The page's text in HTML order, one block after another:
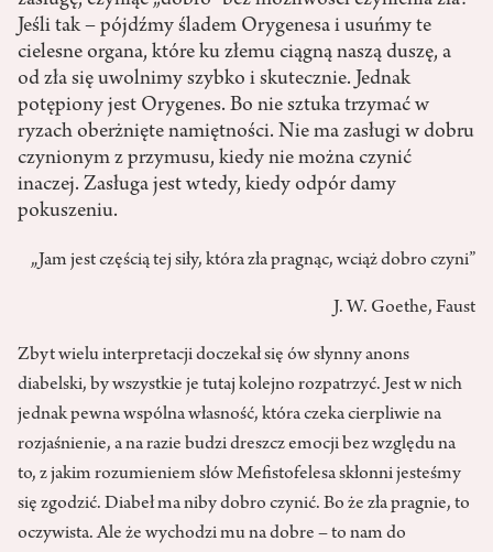
Jeśli tak – pójdźmy śladem Orygenesa i usuńmy te
cielesne organa, które ku złemu ciągną naszą duszę, a
od zła się uwolnimy szybko i skutecznie. Jednak
potępiony jest Orygenes. Bo nie sztuka trzymać w
ryzach oberżnięte namiętności. Nie ma zasługi w dobru
czynionym z przymusu, kiedy nie można czynić
inaczej. Zasługa jest wtedy, kiedy odpór damy
pokuszeniu.
„Jam jest częścią tej siły, która zła pragnąc, wciąż dobro czyni”
J. W. Goethe, Faust
Zbyt wielu interpretacji doczekał się ów słynny anons
diabelski, by wszystkie je tutaj kolejno rozpatrzyć. Jest w nich
jednak pewna wspólna własność, która czeka cierpliwie na
rozjaśnienie, a na razie budzi dreszcz emocji bez względu na
to, z jakim rozumieniem słów Mefistofelesa skłonni jesteśmy
się zgodzić. Diabeł ma niby dobro czynić. Bo że zła pragnie, to
oczywista. Ale że wychodzi mu na dobre – to nam do